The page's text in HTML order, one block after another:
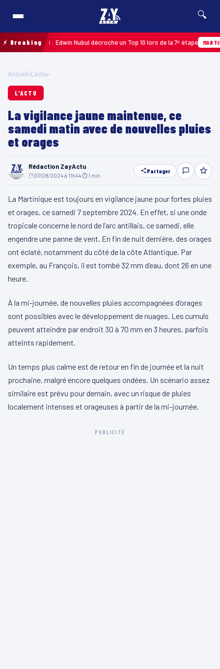
🔍
⚡ Breaking
2026 : Edwin Nubul décroche un Top 10 lors de la 7ᵉ étape MARTINIQUE
Accueil›L'actu›
L'ACTU
La vigilance jaune maintenue, ce
samedi matin avec de nouvelles pluies
et orages
Rédaction ZayActu
07/09/2024 à 11h44⏱ 1 min
Partager
La Martinique est toujours en vigilance jaune pour fortes pluies
et orages, ce samedi 7 septembre 2024. En effet, si une onde
tropicale concerne le nord de l’arc antillais, ce samedi, elle
engendre une panne de vent. En fin de nuit dernière, des orages
ont éclaté, notamment du côté de la côte Atlantique. Par
exemple, au François, il est tombé 32 mm d’eau, dont 26 en une
heure.
À la mi-journée, de nouvelles pluies accompagnées d’orages
sont possibles avec le développement de nuages. Les cumuls
peuvent atteindre par endroit 30 à 70 mm en 3 heures, parfois
atteints rapidement.
Un temps plus calme est de retour en fin de journée et la nuit
prochaine, malgré encore quelques ondées. Un scénario assez
similaire est prévu pour demain, avec un risque de pluies
localement intenses et orageuses à partir de la mi-journée.
PUBLICITÉ